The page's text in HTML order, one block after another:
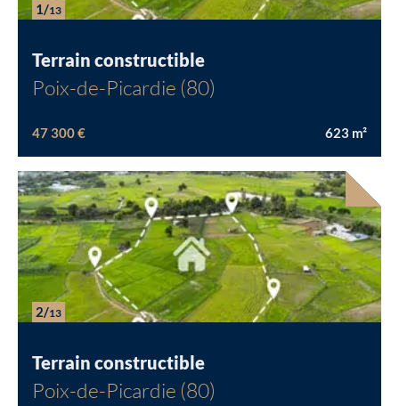
1/13
Terrain constructible
Poix-de-Picardie (80)
47 300 € 623 m²
2/13
Terrain constructible
Poix-de-Picardie (80)